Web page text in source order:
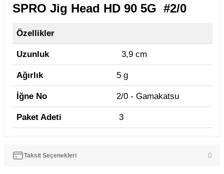
SPRO Jig Head HD 90 5G #2/0
Özellikler
Uzunluk 3,9 cm
Ağırlık 5 g
İğne No 2/0 - Gamakatsu
Paket Adeti 3
Taksit Seçenekleri